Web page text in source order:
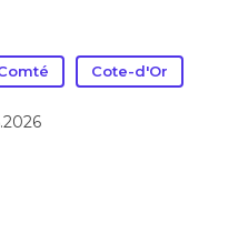
Cote-d'Or